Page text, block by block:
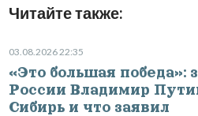
Читайте также:
03.08.2026 22:35
«Это большая победа»:
России Владимир
Сибирь и что заявил